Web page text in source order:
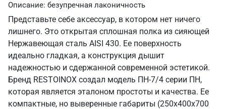
Описание: безупречная лаконичность
Представьте себе аксессуар, в котором нет ничего
лишнего. Это открытая сплошная полка из сияющей
Нержавеющая сталь AISI 430. Ее поверхность
идеально гладкая, а конструкция дышит
надежностью и сдержанной современной эстетикой.
Бренд RESTOINOX создал модель ПН-7/4 серии ПН,
которая является эталоном простоты и качества. Ее
компактные, но выверенные габариты (250х400х700